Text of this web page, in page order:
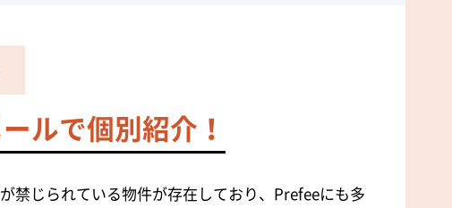
ルで個別紹介！
禁じられている物件が存在しており、Prefeeにも多